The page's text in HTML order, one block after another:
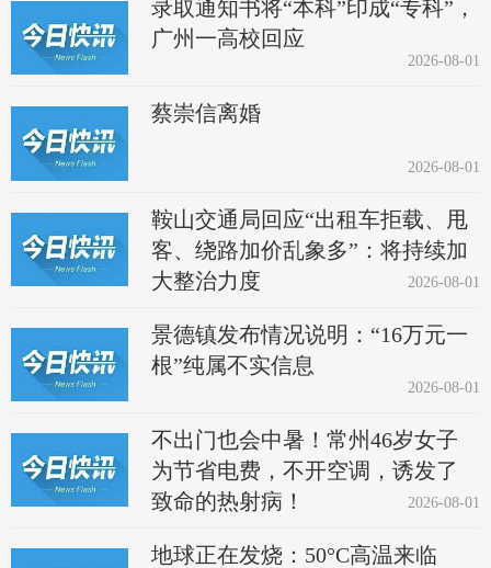
录取通知书将“本科”印成“专科”，
广州一高校回应
2026-08-01
蔡崇信离婚
2026-08-01
鞍山交通局回应“出租车拒载、甩
客、绕路加价乱象多”：将持续加
大整治力度
2026-08-01
景德镇发布情况说明：“16万元一
根”纯属不实信息
2026-08-01
不出门也会中暑！常州46岁女子
为节省电费，不开空调，诱发了
致命的热射病！
2026-08-01
地球正在发烧：50°C高温来临